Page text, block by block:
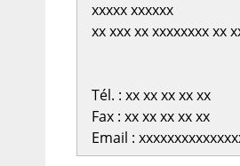
xxxxx xxxxxx
xx xxx xx xxxxxxxx xx
Tél. : xx xx xx xx xx
Fax : xx xx xx xx xx
Email :